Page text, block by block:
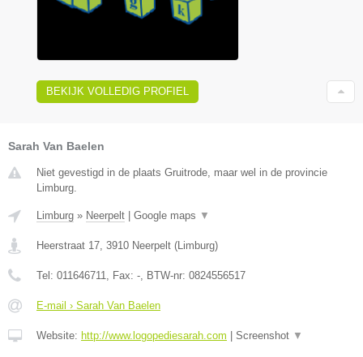
BEKIJK VOLLEDIG PROFIEL
Sarah Van Baelen
Niet gevestigd in de plaats Gruitrode, maar wel in de provincie
Limburg.
Limburg » Neerpelt | Google maps ▼
Heerstraat 17 3910 Neerpelt (Limburg)
Tel: 011646711 , Fax: - , BTW-nr: 0824556517
E-mail › Sarah Van Baelen
Website: http://www.logopediesarah.com | Screenshot ▼